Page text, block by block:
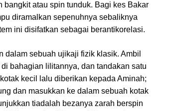
atau spin tunduk. Bagi kes Bakar
diramalkan sepenuhnya sebaliknya
ini disifatkan sebagai berantikorelasi.
sebuah ujikaji fizik klasik. Ambil
bahagian lilitannya, dan tandakan satu
kecil lalu diberikan kepada Aminah;
dan masukkan ke dalam sebuah kotak
tiadalah bezanya zarah berspin